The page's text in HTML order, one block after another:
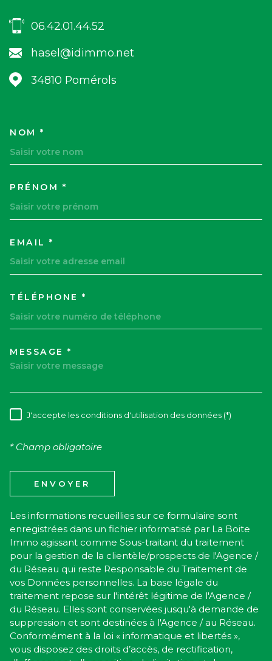
06.42.01.44.52
hasel@idimmo.net
34810 Pomérols
NOM *
PRÉNOM *
EMAIL *
TÉLÉPHONE *
MESSAGE *
RÈGLEMENTATION
J'accepte les conditions d'utilisation des données (*)
* Champ obligatoire
ENVOYER
Les informations recueillies sur ce formulaire sont
enregistrées dans un fichier informatisé par La Boite
Immo agissant comme Sous-traitant du traitement
pour la gestion de la clientèle/prospects de l'Agence /
du Réseau qui reste Responsable du Traitement de
vos Données personnelles. La base légale du
traitement repose sur l'intérêt légitime de l'Agence /
du Réseau. Elles sont conservées jusqu'à demande de
suppression et sont destinées à l'Agence / au Réseau.
Conformément à la loi « informatique et libertés »,
vous disposez des droits d’accès, de rectification,